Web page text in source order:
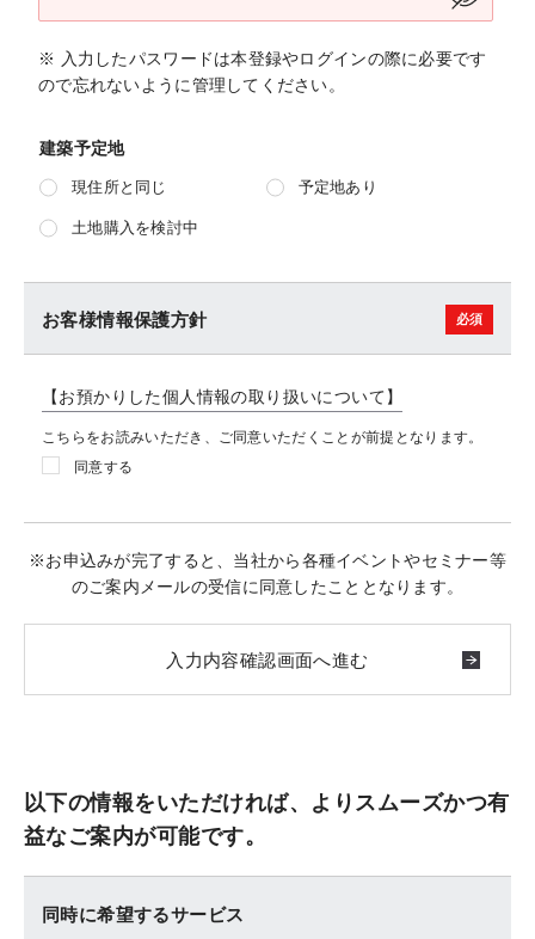
※ 入力したパスワードは本登録やログインの際に必要です
ので忘れないように管理してください。
建築予定地
現住所と同じ 予定地あり
土地購入を検討中
お客様情報保護方針
【お預かりした個人情報の取り扱いについて】
こちらをお読みいただき、ご同意いただくことが前提となります。
同意する
※お申込みが完了すると、当社から各種イベントやセミナー等
のご案内メールの受信に同意したこととなります。
以下の情報をいただければ、よりスムーズかつ有
益なご案内が可能です。
同時に希望するサービス